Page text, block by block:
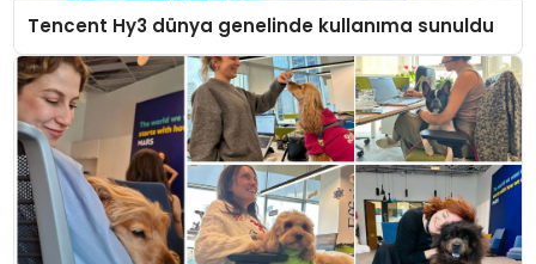
Tencent Hy3 dünya genelinde kullanıma sunuldu